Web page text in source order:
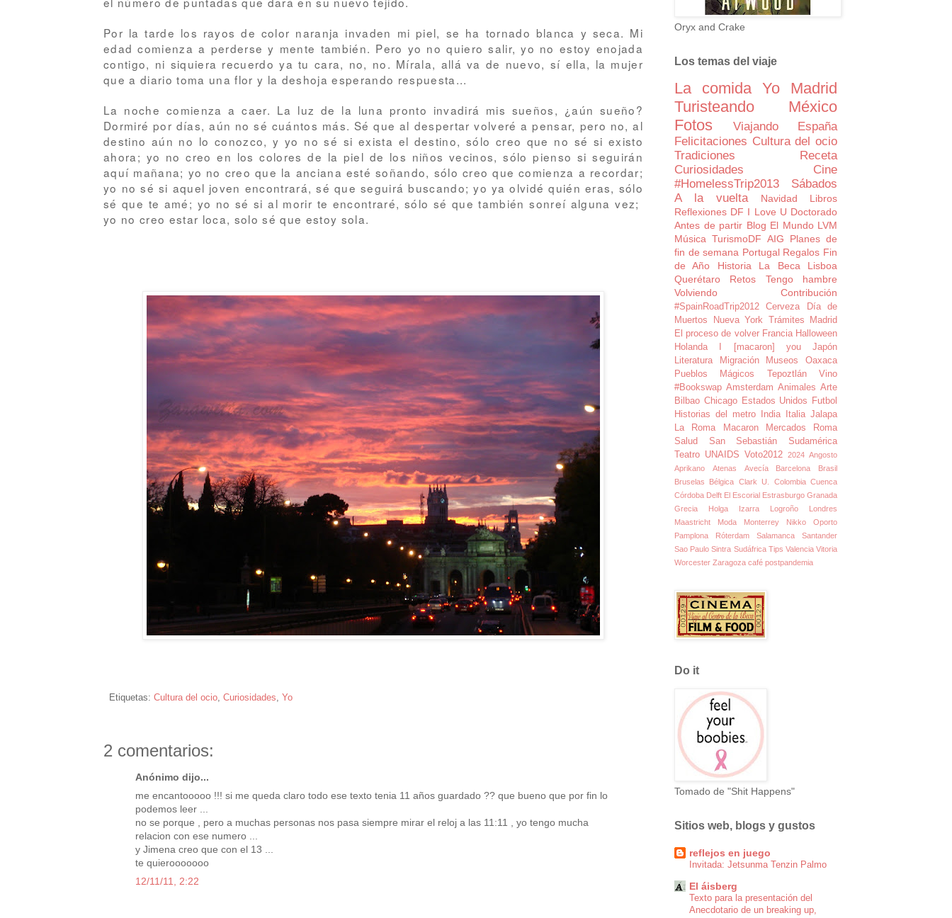
Por la tarde los rayos de color naranja invaden mi piel, se ha tornado blanca y seca. Mi
edad comienza a perderse y mente también. Pero yo no quiero salir, yo no estoy enojada
contigo, ni siquiera recuerdo ya tu cara, no, no. Mírala, allá va de nuevo, sí ella, la mujer
que a diario toma una flor y la deshoja esperando respuesta...
La noche comienza a caer. La luz de la luna pronto invadirá mis sueños, ¿aún sueño?
Dormiré por días, aún no sé cuántos más. Sé que al despertar volveré a pensar, pero no, al
destino aún no lo conozco, y yo no sé si exista el destino, sólo creo que no sé si existo
ahora; yo no creo en los colores de la piel de los niños vecinos, sólo pienso si seguirán
aquí mañana; yo no creo que la anciana esté soñando, sólo creo que comienza a recordar;
yo no sé si aquel joven encontrará, sé que seguirá buscando; yo ya olvidé quién eras, sólo
sé que te amé; yo no sé si al morir te encontraré, sólo sé que también sonreí alguna vez;
yo no creo estar loca, solo sé que estoy sola.
Etiquetas: Cultura del ocio, Curiosidades, Yo
2 comentarios:
Anónimo dijo...
me encantooooo !!! si me queda claro todo ese texto tenia 11 años guardado ?? que bueno que por fin lo
podemos leer ...
no se porque , pero a muchas personas nos pasa siempre mirar el reloj a las 11:11 , yo tengo mucha
relacion con ese numero ...
y Jimena creo que con el 13 ...
te quierooooooo
12/11/11, 2:22
Oryx and Crake
Los temas del viaje
La comida Yo
Madrid
Turisteando
México
Fotos
Viajando
España
Felicitaciones Cultura del ocio
Tradiciones
Receta
Curiosidades
Cine
#HomelessTrip2013
Sábados
A la vuelta
Navidad
Libros
Reflexiones DF I Love U Doctorado
Antes de partir Blog El Mundo LVM
Música TurismoDF AIG
Planes de
fin de semana Portugal Regalos Fin
de Año
Historia La Beca
Lisboa
Querétaro
Retos
Tengo hambre
Volviendo
Contribución
#SpainRoadTrip2012 Cerveza
Día de
Muertos
Nueva York
Trámites Madrid
El proceso de volver Francia Halloween
Holanda
I [macaron] you
Japón
Literatura
Migración Museos
Oaxaca
Pueblos Mágicos
Tepoztlán
Vino
#Bookswap Amsterdam Animales Arte
Bilbao Chicago Estados Unidos
Futbol
Historias del metro
India Italia Jalapa
La Roma
Macaron Mercados
Roma
Salud
San Sebastián
Sudamérica
Teatro UNAIDS Voto2012 2024 Angosto
Aprikano
Atenas Avecía Barcelona
Brasil
Bruselas
Bélgica Clark U. Colombia Cuenca
Córdoba Delft El Escorial Estrasburgo Granada
Grecia
Holga Izarra Logroño
Londres
Maastricht
Moda Monterrey Nikko
Oporto
Pamplona
Róterdam Salamanca
Santander
Sao Paulo Sintra Sudáfrica Tips Valencia Vitoria
Worcester Zaragoza café postpandemia
Do it
Tomado de "Shit Happens"
Sitios web, blogs y gustos
reflejos en juego
Invitada: Jetsunma Tenzin Palmo
El áisberg
Texto para la presentación del
Anecdotario de un breaking up,